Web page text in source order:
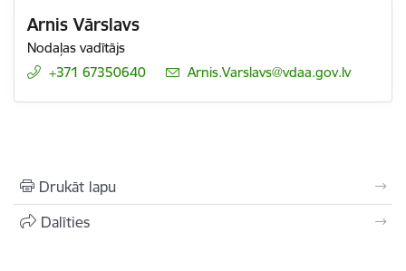
Arnis Vārslavs
Nodaļas vadītājs
+371 67350640
E-pasts:
Arnis.Varslavs@vdaa.gov.lv
Drukāt lapu
Dalīties